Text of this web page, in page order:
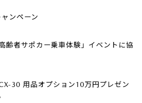
ンペーン
齢者サポカー乗車体験」イベントに協
30 用品オプション10万円プレゼン